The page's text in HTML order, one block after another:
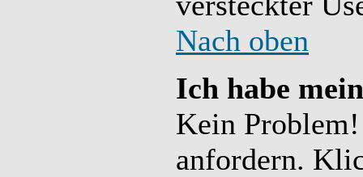
Nach oben
Ich habe
Kein Problem!
anfordern.